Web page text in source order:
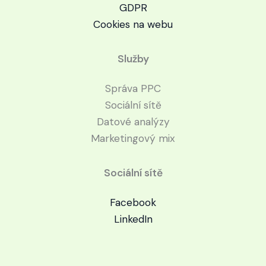
GDPR
Cookies na webu
Služby
Správa PPC
Sociální sítě
Datové analýzy
Marketingový mix
Sociální sítě
Facebook
LinkedIn